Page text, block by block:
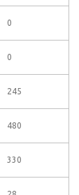
0
0
245
480
330